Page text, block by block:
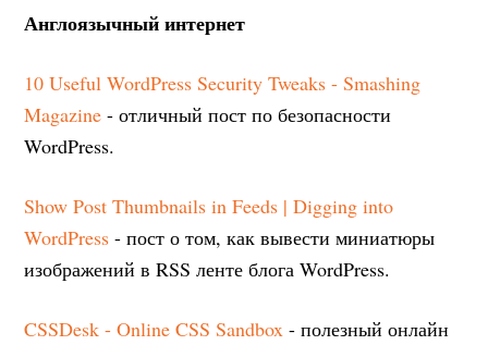
Англоязычный интернет
10 Useful WordPress Security Tweaks - Smashing
Magazine - отличный пост по безопасности
WordPress.
Show Post Thumbnails in Feeds | Digging into
WordPress - пост о том, как вывести миниатюры
изображений в RSS ленте блога WordPress.
CSSDesk - Online CSS Sandbox - полезный онлайн